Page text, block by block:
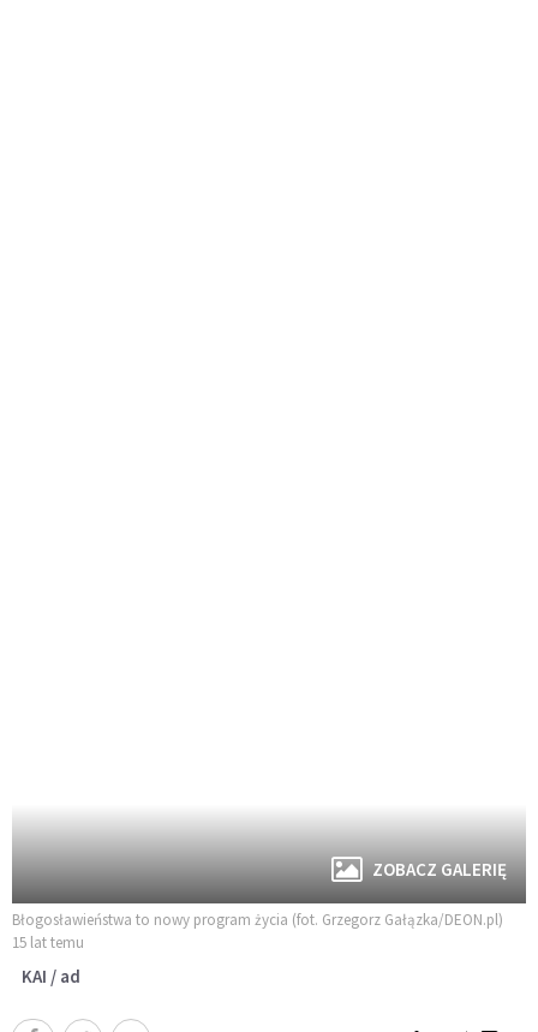
ZOBACZ GALERIĘ
Błogosławieństwa to nowy program życia (fot. Grzegorz Gałązka/DEON.pl)
15 lat temu
KAI / ad